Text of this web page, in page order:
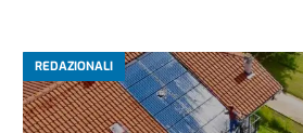
REDAZIONALI